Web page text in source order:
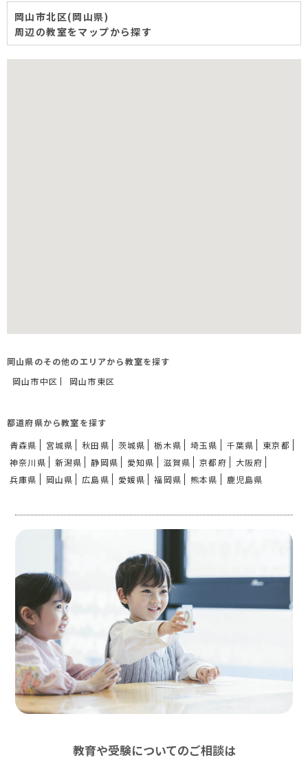
岡山市北区(岡山県)
周辺の教室をマップから探す
岡山県のその他のエリアから教室を探す
岡山市中区
岡山市東区
都道府県から教室を探す
青森県
宮城県 秋田県 茨城県 栃木県 埼玉県 千葉県
東京都
神奈川県
新潟県 静岡県 愛知県 滋賀県 京都府
大阪府
兵庫県
岡山県 広島県 愛媛県 福岡県 熊本県 鹿児島県
教育や受験についてのご相談は